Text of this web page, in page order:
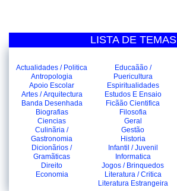
LISTA DE TEMAS
Actualidades / Politica
Antropologia
Apoio Escolar
Artes / Arquitectura
Banda Desenhada
Biografias
Ciencias
Culinãria /
Gastronomia
Dicionãrios /
Gramãticas
Direito
Economia
Educaãão /
Puericultura
Espiritualidades
Estudos E Ensaio
Ficãão Cientifica
Filosofia
Geral
Gestão
Historia
Infantil / Juvenil
Informatica
Jogos / Brinquedos
Literatura / Critica
Literatura Estrangeira